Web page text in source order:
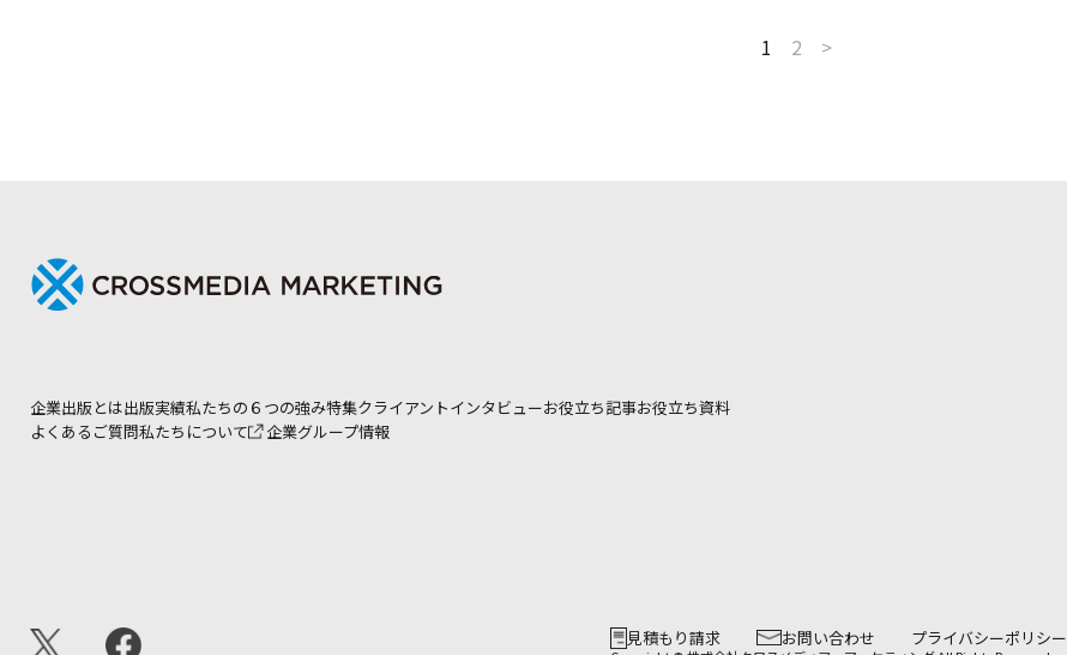
1 2 >
企業出版とは出版実績私たちの６つの強み特集クライアントインタビューお役立ち記事お役立ち資料
よくあるご質問私たちについて 企業グループ情報
見積もり請求 お問い合わせ プライバシーポリシー